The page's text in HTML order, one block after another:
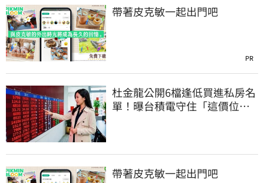
帶著皮克敏一起出門吧
PR
杜金龍公開6檔逢低買進私房名
單！曝台積電守住「這價位」
帶著皮克敏一起出門吧